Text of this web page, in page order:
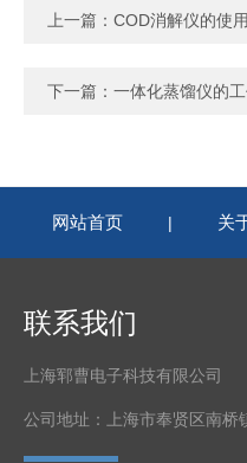
上一篇： COD消解仪的使
下一篇： 一体化蒸馏仪的
网站首页 | 关
联系我们
上海郓曹电子科技有限公司
公司地址：上海市奉贤区南桥